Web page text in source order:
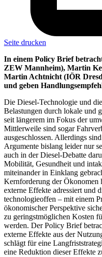
Seite drucken
In einem Policy Brief
ZEW Mannheim), Martin
Martin Achtnicht (IÖR
und geben
Die Diesel-Technologie und
Belastungen durch lokale und
seit längerem im Fokus der
Mittlerweile sind sogar
ausgeschlossen. Allerdings
Argumente bislang leider nur
auch in der Diesel-Debatte
Mobilität, Gesundheit und
miteinander in Einklang
Kernforderung der Ökonomen
externe Effekte adressiert und
technologieoffen – mit einem
ökonomischer Perspektive
zu geringstmöglichen Kosten
werden. Der Policy Brief
externe Effekte aus der
schlägt für eine
eine Reduktion dieser Effekte